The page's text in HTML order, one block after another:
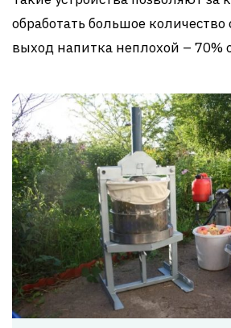
обработать большое
выход напитка неплохой – 70%